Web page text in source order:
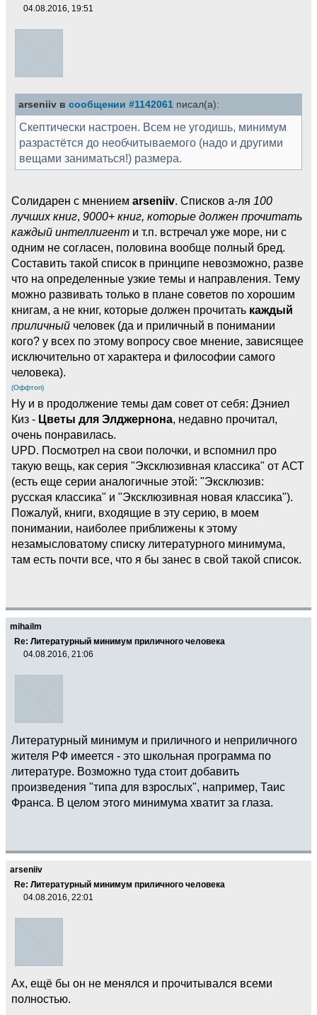
04.08.2016, 19:51
arseniiv в сообщении #1142061 писал(а):
Скептически настроен. Всем не угодишь, минимум
разрастётся до необчитываемого (надо и другими
вещами заниматься!) размера.
Солидарен с мнением arseniiv. Списков а-ля 100
лучших книг, 9000+ книг, которые должен прочитать
каждый интеллигент и т.п. встречал уже море, ни с
одним не согласен, половина вообще полный бред.
Составить такой список в принципе невозможно, разве
что на определенные узкие темы и направления. Тему
можно развивать только в плане советов по хорошим
книгам, а не книг, которые должен прочитать каждый
приличный человек (да и приличный в понимании
кого? у всех по этому вопросу свое мнение, зависящее
исключительно от характера и философии самого
человека).
(Оффтоп)
Ну и в продолжение темы дам совет от себя: Дэниел
Киз - Цветы для Элджернона, недавно прочитал,
очень понравилась.
UPD. Посмотрел на свои полочки, и вспомнил про
такую вещь, как серия "Эксклюзивная классика" от АСТ
(есть еще серии аналогичные этой: "Эксклюзив:
русская классика" и "Эксклюзивная новая классика").
Пожалуй, книги, входящие в эту серию, в моем
понимании, наиболее приближены к этому
незамысловатому списку литературного минимума,
там есть почти все, что я бы занес в свой такой список.
mihailm
Re: Литературный минимум приличного человека
04.08.2016, 21:06
Литературный минимум и приличного и неприличного
жителя РФ имеется - это школьная программа по
литературе. Возможно туда стоит добавить
произведения "типа для взрослых", например, Таис
Франса. В целом этого минимума хватит за глаза.
arseniiv
Re: Литературный минимум приличного человека
04.08.2016, 22:01
Ах, ещё бы он не менялся и прочитывался всеми
полностью.